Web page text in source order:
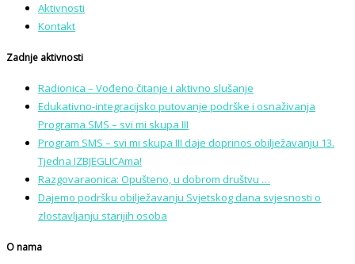
Aktivnosti
Kontakt
Zadnje aktivnosti
Radionica – Vođeno čitanje i aktivno slušanje
Edukativno-integracijsko putovanje podrške i osnaživanja
Programa SMS – svi mi skupa III
Program SMS – svi mi skupa III daje doprinos obilježavanju 13.
Tjedna IZBJEGLICAma!
Razgovaraonica: Opušteno, u dobrom društvu …
Dajemo podršku obilježavanju Svjetskog dana svjesnosti o
zlostavljanju starijih osoba
O nama